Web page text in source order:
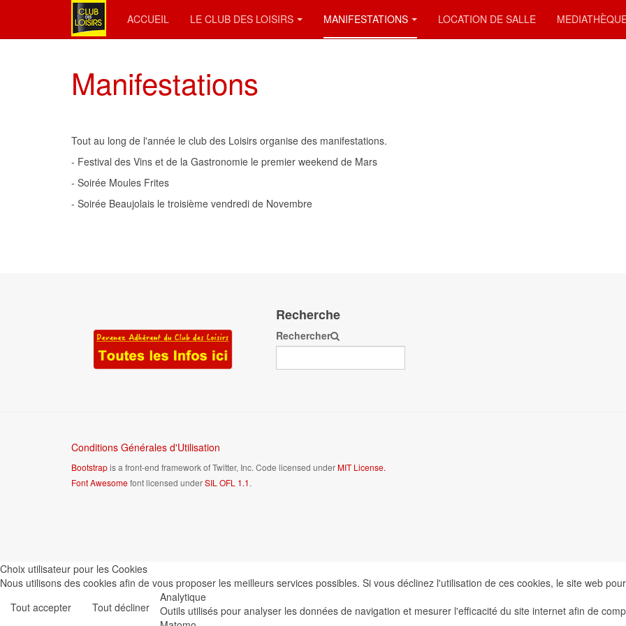
ACCUEIL LE CLUB DES LOISIRS MANIFESTATIONS LOCATION DE SALLE
Manifestations
Tout au long de l'année le club des Loisirs organise des manifestations.
- Festival des Vins et de la Gastronomie le premier weekend de Mars
- Soirée Moules Frites
- Soirée Beaujolais le troisième vendredi de Novembre
Recherche
Rechercher
Conditions Générales d'Utilisation
Bootstrapis a front-end framework of Twitter, Inc. Code licensed underMIT License.
Font Awesomefont licensed underSIL OFL 1.1.
Choix utilisateur pour les Cookies
Nous utilisons des cookies afin de vous proposer les meilleurs services possibles. Si vous déclinez l'utilisation de ces cookies, le site web
Tout accepter
Tout décliner
Analytique
Outils utilisés pour analyser les données de navigation et mesurer l'efficacité du site internet afin de